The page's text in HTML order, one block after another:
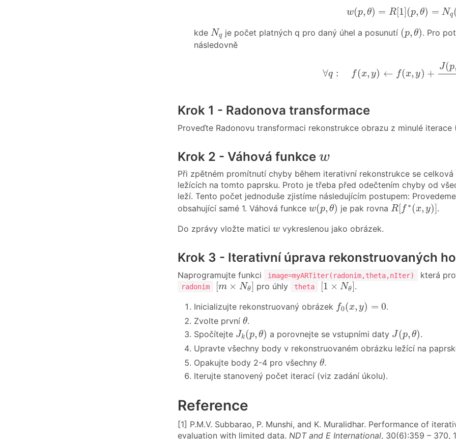
w(p, θ) = R[1] (p, θ) = Nq
w( p,θ R[1](p θ) q(
kde Nq
Nq je počet platných q pro daný úhel a posunutí (p, θ)
( θ) . Pro
následovně
∀q : f(x, y) ← f(x, y) +
J(p,
)−
Krok 1 - Radonova transformace
Proveďte Radonovu transformaci rekonstrukce obrazu z minulé iterace
Krok 2 - Váhová funkce w
w
Při zpětném promítnutí chyby během iterativní rekonstrukce se
ležících na tomto paprsku. Proto je třeba před odečtením chyby od
leží. Tento počet jednoduše zjistíme následujícím postupem:
obsahující samé 1. Váhová funkce w(p, θ)
w(p θ) je pak rovnaR[f ∗ (x, y)]
R[f∗(x, y)] .
Do zprávy vložte matici w
w vykreslenou jako obrázek.
Krok 3 - Iterativní úprava rekonstruovaných
Naprogramujte funkci image=myARTiter(radonim,theta,nIter) která
radonim [m × Nθ]
[m×Nθ] pro úhly theta [1 × Nθ]
[1 ×Nθ] .
Inicializujte rekonstruovaný obrázek f0(x, y) = 0
f0 (x y)
.
Zvolte první θ
θ.
Spočítejte Jk (p, θ)
Jk(p ,θ) a porovnejte se vstupními daty J(p, θ)
J(p θ).
Upravte všechny body v rekonstruovaném obrázku ležící na
Opakujte body 2-4 pro všechny θ
θ.
Iterujte stanovený počet iterací (viz zadání úkolu).
Reference
[1] P.M.V. Subbarao, P. Munshi, and K. Muralidhar. Performance of
evaluation with limited data. NDT and E International, 30(6):359 – 370,